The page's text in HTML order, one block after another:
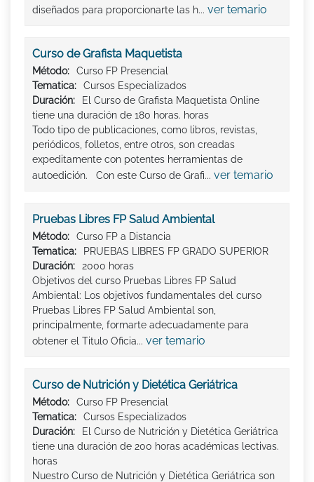
diseñados para proporcionarte las h... ver temario
Curso de Grafista Maquetista
Método:
Curso FP Presencial
Tematica:
Cursos Especializados
Duración:
El Curso de Grafista Maquetista Online
tiene una duración de 180 horas. horas
Todo tipo de publicaciones, como libros, revistas,
periódicos, folletos, entre otros, son creadas
expeditamente con potentes herramientas de
autoedición. Con este Curso de Grafi... ver temario
Pruebas Libres FP Salud Ambiental
Método:
Curso FP a Distancia
Tematica:
PRUEBAS LIBRES FP GRADO SUPERIOR
Duración:
2000 horas
Objetivos del curso Pruebas Libres FP Salud
Ambiental: Los objetivos fundamentales del curso
Pruebas Libres FP Salud Ambiental son,
principalmente, formarte adecuadamente para
obtener el Titulo Oficia... ver temario
Curso de Nutrición y Dietética Geriátrica
Método:
Curso FP Presencial
Tematica:
Cursos Especializados
Duración:
El Curso de Nutrición y Dietética Geriátrica
tiene una duración de 200 horas académicas lectivas.
horas
Nuestro Curso de Nutrición y Dietética Geriátrica son